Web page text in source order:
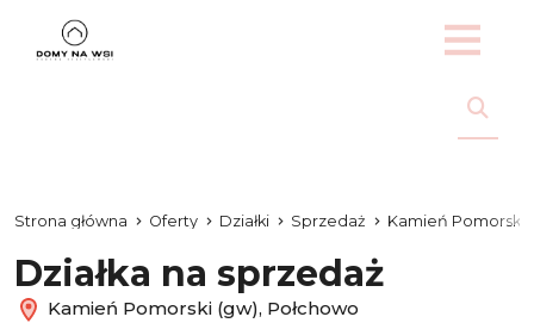
Strona główna Oferty Działki Sprzedaż Kamień Pomorski
Działka na sprzedaż
Kamień Pomorski (gw), Połchowo